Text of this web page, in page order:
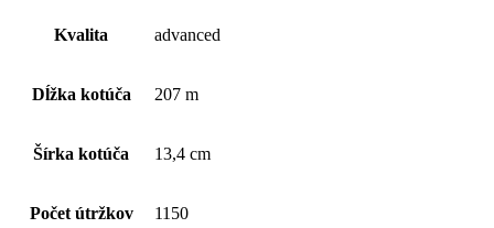
Kvalita advanced
Dĺžka kotúča 207 m
Šírka kotúča 13,4 cm
Počet útržkov 1150